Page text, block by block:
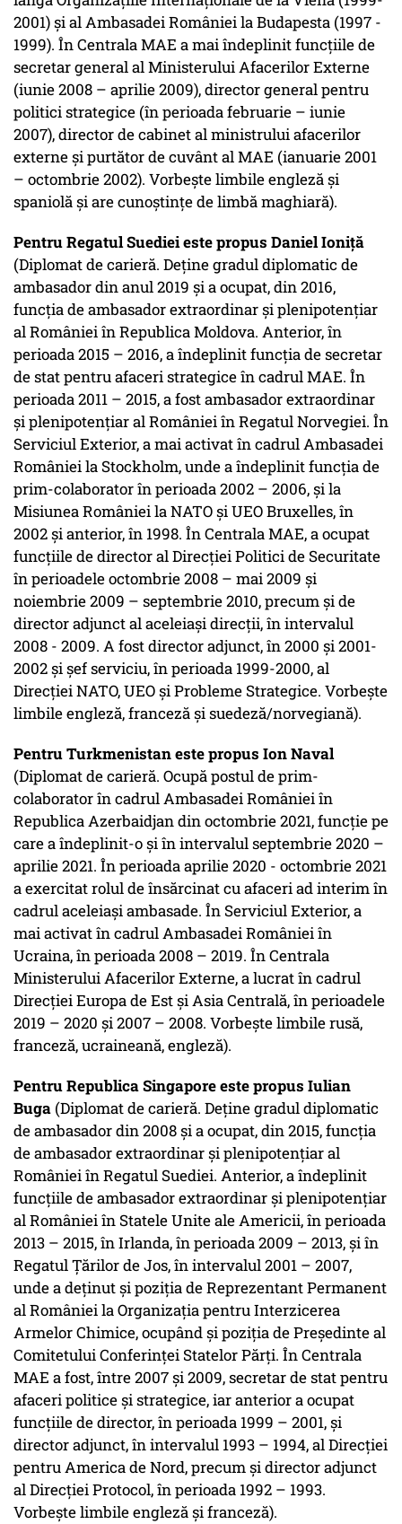
2001) și al Ambasadei României la Budapesta (1997 -
1999). În Centrala MAE a mai îndeplinit funcțiile de
secretar general al Ministerului Afacerilor Externe
(iunie 2008 – aprilie 2009), director general pentru
politici strategice (în perioada februarie – iunie
2007), director de cabinet al ministrului afacerilor
externe și purtător de cuvânt al MAE (ianuarie 2001
– octombrie 2002). Vorbește limbile engleză și
spaniolă și are cunoștințe de limbă maghiară).
Pentru Regatul Suediei este propus Daniel Ioniță
(Diplomat de carieră. Deține gradul diplomatic de
ambasador din anul 2019 și a ocupat, din 2016,
funcția de ambasador extraordinar și plenipotențiar
al României în Republica Moldova. Anterior, în
perioada 2015 – 2016, a îndeplinit funcția de secretar
de stat pentru afaceri strategice în cadrul MAE. În
perioada 2011 – 2015, a fost ambasador extraordinar
și plenipotențiar al României în Regatul Norvegiei. În
Serviciul Exterior, a mai activat în cadrul Ambasadei
României la Stockholm, unde a îndeplinit funcția de
prim-colaborator în perioada 2002 – 2006, și la
Misiunea României la NATO și UEO Bruxelles, în
2002 și anterior, în 1998. În Centrala MAE, a ocupat
funcțiile de director al Direcției Politici de Securitate
în perioadele octombrie 2008 – mai 2009 și
noiembrie 2009 – septembrie 2010, precum și de
director adjunct al aceleiași direcții, în intervalul
2008 - 2009. A fost director adjunct, în 2000 și 2001-
2002 și șef serviciu, în perioada 1999-2000, al
Direcției NATO, UEO și Probleme Strategice. Vorbește
limbile engleză, franceză și suedeză/norvegiană).
Pentru Turkmenistan este propus Ion Naval
(Diplomat de carieră. Ocupă postul de prim-
colaborator în cadrul Ambasadei României în
Republica Azerbaidjan din octombrie 2021, funcție pe
care a îndeplinit-o și în intervalul septembrie 2020 –
aprilie 2021. În perioada aprilie 2020 - octombrie 2021
a exercitat rolul de însărcinat cu afaceri ad interim în
cadrul aceleiași ambasade. În Serviciul Exterior, a
mai activat în cadrul Ambasadei României în
Ucraina, în perioada 2008 – 2019. În Centrala
Ministerului Afacerilor Externe, a lucrat în cadrul
Direcţiei Europa de Est şi Asia Centrală, în perioadele
2019 – 2020 și 2007 – 2008. Vorbește limbile rusă,
franceză, ucraineană, engleză).
Pentru Republica Singapore este propus Iulian
Buga (Diplomat de carieră. Deține gradul diplomatic
de ambasador din 2008 și a ocupat, din 2015, funcția
de ambasador extraordinar şi plenipotenţiar al
României în Regatul Suediei. Anterior, a îndeplinit
funcțiile de ambasador extraordinar și plenipotențiar
al României în Statele Unite ale Americii, în perioada
2013 – 2015, în Irlanda, în perioada 2009 – 2013, și în
Regatul Țărilor de Jos, în intervalul 2001 – 2007,
unde a deţinut şi poziţia de Reprezentant Permanent
al României la Organizaţia pentru Interzicerea
Armelor Chimice, ocupând și poziția de Preşedinte al
Comitetului Conferinţei Statelor Părţi. În Centrala
MAE a fost, între 2007 şi 2009, secretar de stat pentru
afaceri politice şi strategice, iar anterior a ocupat
funcțiile de director, în perioada 1999 – 2001, și
director adjunct, în intervalul 1993 – 1994, al Direcţiei
pentru America de Nord, precum și director adjunct
al Direcției Protocol, în perioada 1992 – 1993.
Vorbeşte limbile engleză şi franceză).